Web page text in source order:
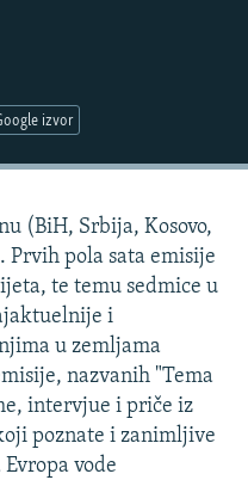
izvor
(BiH, Srbija, Kosovo,
Prvih pola sata emisije
te temu sedmice u
i
u zemljama
nazvanih "Tema
intervjue i priče iz
poznate i zanimljive
vode